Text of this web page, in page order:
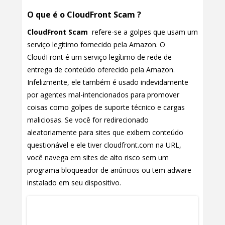
O que é o CloudFront Scam ?
CloudFront Scam refere-se a golpes que usam um
serviço legítimo fornecido pela Amazon. O
CloudFront é um serviço legítimo de rede de
entrega de conteúdo oferecido pela Amazon.
Infelizmente, ele também é usado indevidamente
por agentes mal-intencionados para promover
coisas como golpes de suporte técnico e cargas
maliciosas. Se você for redirecionado
aleatoriamente para sites que exibem conteúdo
questionável e ele tiver cloudfront.com na URL,
você navega em sites de alto risco sem um
programa bloqueador de anúncios ou tem adware
instalado em seu dispositivo.